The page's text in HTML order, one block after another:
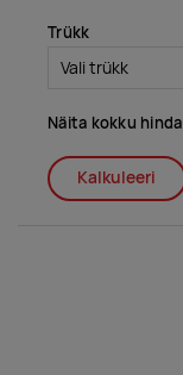
Trükk
Näita kokku hinda
Kalkuleeri